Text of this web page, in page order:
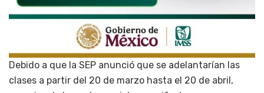
Debido a que la SEP anunció que se adelantarían las
clases a partir del 20 de marzo hasta el 20 de abril,